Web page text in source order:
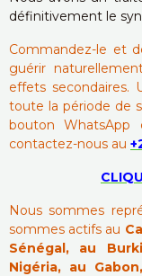
définitivement le
Commandez-le et
guérir
effets secondaires.
toute la période de
bouton WhatsApp
contactez-nous au
Nous sommes
sommes actifs au
Sénégal, au
Nigéria, au